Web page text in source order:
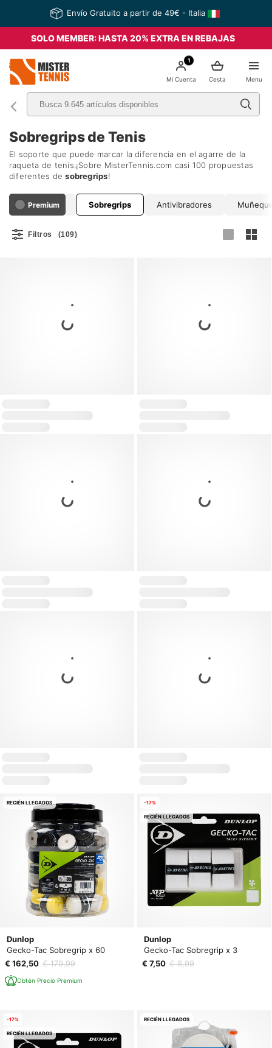
Envío Gratuito a partir de 49€ - Italia
SOLO MEMBER: HASTA 20% EXTRA EN REBAJAS
Menu
Cesta
1
Mi Cuenta
Sobregrips de Tenis
El soporte que puede marcar la diferencia en el agarre de la
raqueta de tenis.¡Sobre MisterTennis.com casi 100 propuestas
diferentes desobregrips!
Premium
Grips Sobregrips Antivibradores
Filtros (109)
Dunlop
Gecko-Tac Sobregrip x 60
€ 162,50 € 179,99
Obtén Precio Premium
RECIÉN LLEGADOS
Dunlop
Gecko-Tac Sobregrip x 3
€ 7,50 € 8,99
-17%
RECIÉN LLEGADOS
-17%
RECIÉN LLEGADOS
RECIÉN LLEGADOS